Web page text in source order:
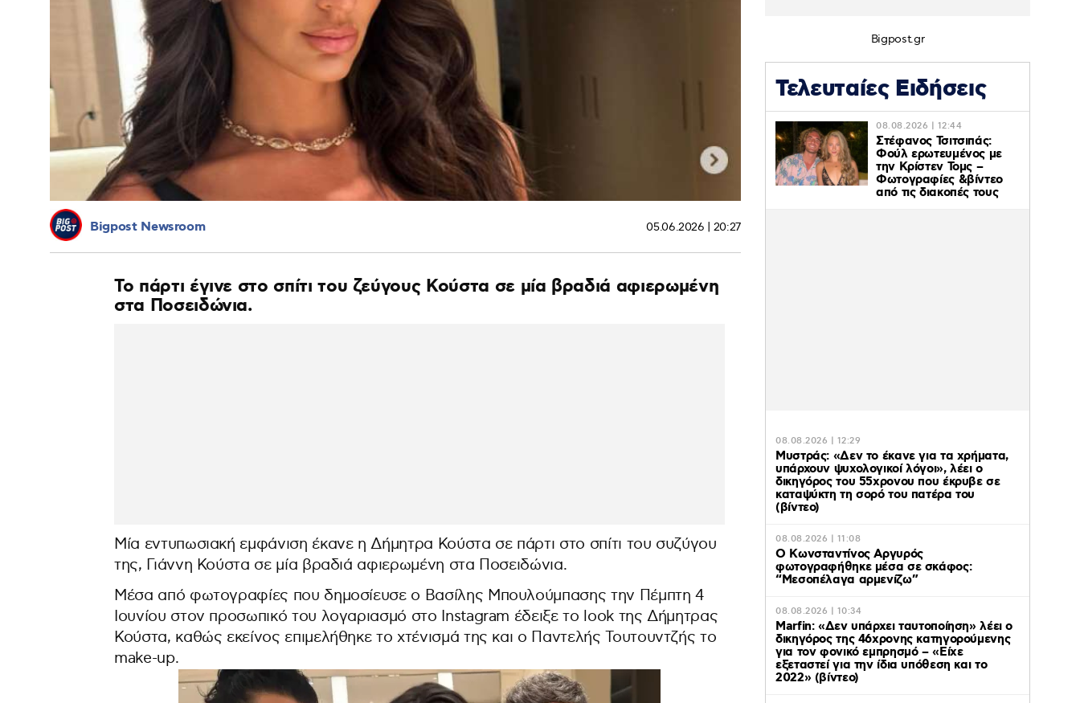
Bigpost Newsroom 05.06.2026 | 20:27
Το πάρτι έγινε στο σπίτι του ζεύγους Κούστα σε μία βραδιά αφιερωμένη
στα Ποσειδώνια.
Μία εντυπωσιακή εμφάνιση έκανε η Δήμητρα Κούστα σε πάρτι στο σπίτι του συζύγου
της, Γιάννη Κούστα σε μία βραδιά αφιερωμένη στα Ποσειδώνια.
Μέσα από φωτογραφίες που δημοσίευσε ο Βασίλης Μπουλούμπασης την Πέμπτη 4
Ιουνίου στον προσωπικό του λογαριασμό στο Instagram έδειξε το look της Δήμητρας
Κούστα, καθώς εκείνος επιμελήθηκε το χτένισμά της και ο Παντελής Τουτουντζής το
make-up.
Bigpost.gr
Τελευταίες Ειδήσεις
08.08.2026 | 12:44
Στέφανος Τσιτσιπάς:
Φούλ ερωτευμένος με
την Κρίστεν Τομς –
Φωτογραφίες &βίντεο
από τις διακοπές τους
08.08.2026 | 12:29
Μυστράς: «Δεν το έκανε για τα χρήματα,
υπάρχουν ψυχολογικοί λόγοι», λέει ο
δικηγόρος του 55χρονου που έκρυβε σε
καταψύκτη τη σορό του πατέρα του
(βίντεο)
08.08.2026 | 11:08
Ο Κωνσταντίνος Αργυρός
φωτογραφήθηκε μέσα σε σκάφος:
“Μεσοπέλαγα αρμενίζω”
08.08.2026 | 10:34
Marfin: «Δεν υπάρχει ταυτοποίηση» λέει ο
δικηγόρος της 46χρονης κατηγορούμενης
για τον φονικό εμπρησμό – «Είχε
εξεταστεί για την ίδια υπόθεση και το
2022» (βίντεο)